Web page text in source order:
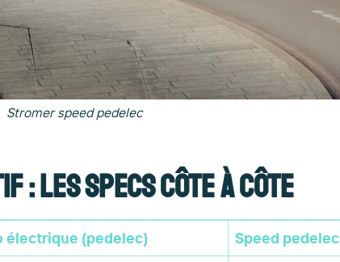
Stromer speed pedelec
: les specs côte à côte
électrique (pedelec) Speed pedelec